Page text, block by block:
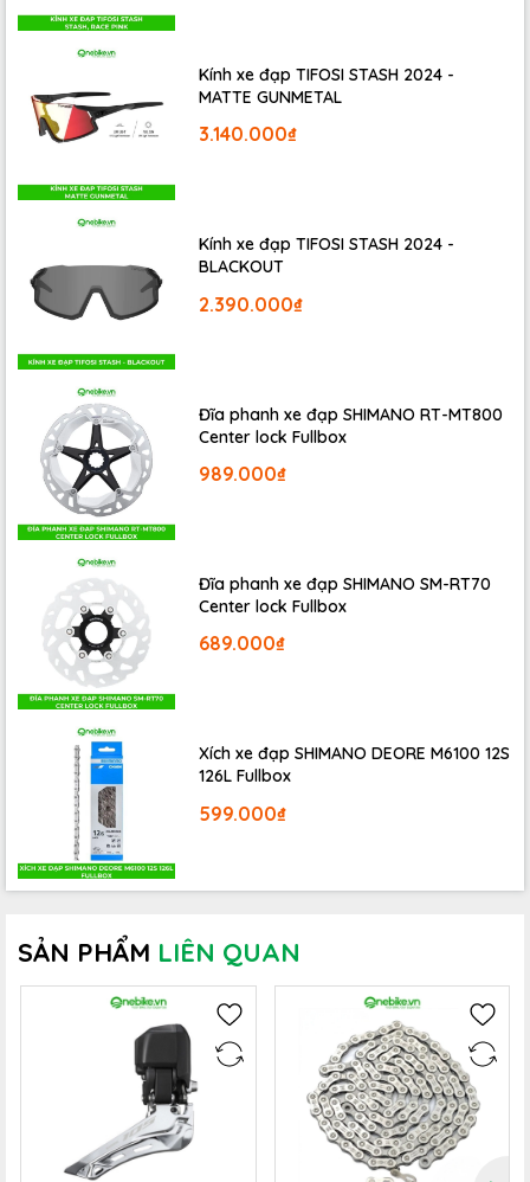
Kính xe đạp TIFOSI STASH 2024 -
MATTE GUNMETAL
3.140.000₫
Kính xe đạp TIFOSI STASH 2024 -
BLACKOUT
2.390.000₫
Đĩa phanh xe đạp SHIMANO RT-MT800
Center lock Fullbox
989.000₫
Đĩa phanh xe đạp SHIMANO SM-RT70
Center lock Fullbox
689.000₫
Xích xe đạp SHIMANO DEORE M6100 12S
126L Fullbox
599.000₫
SẢN PHẨM LIÊN QUAN